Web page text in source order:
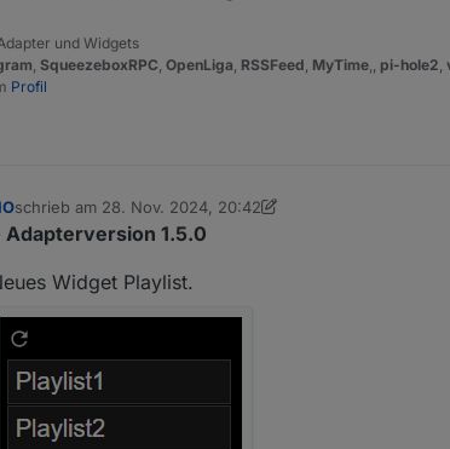
und Widgets
SqueezeboxRPC OpenLiga RSSFeed MyTime pi-hole2
Profil
schrieb am 28. Nov. 2024, 20:42
zuletzt editiert von OliverIO
Adapterversion 1.5.0
Widget Playlist.